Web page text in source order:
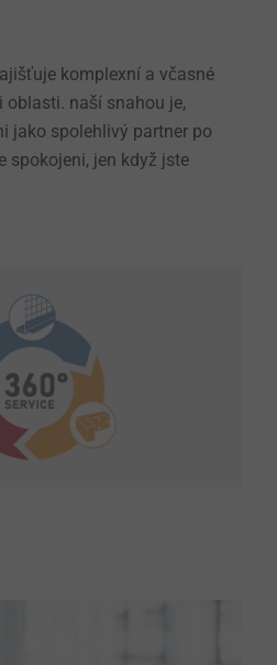
komplexní a včasné
oblasti. naší snahou je,
jako spolehlivý partner po
spokojeni, jen když jste